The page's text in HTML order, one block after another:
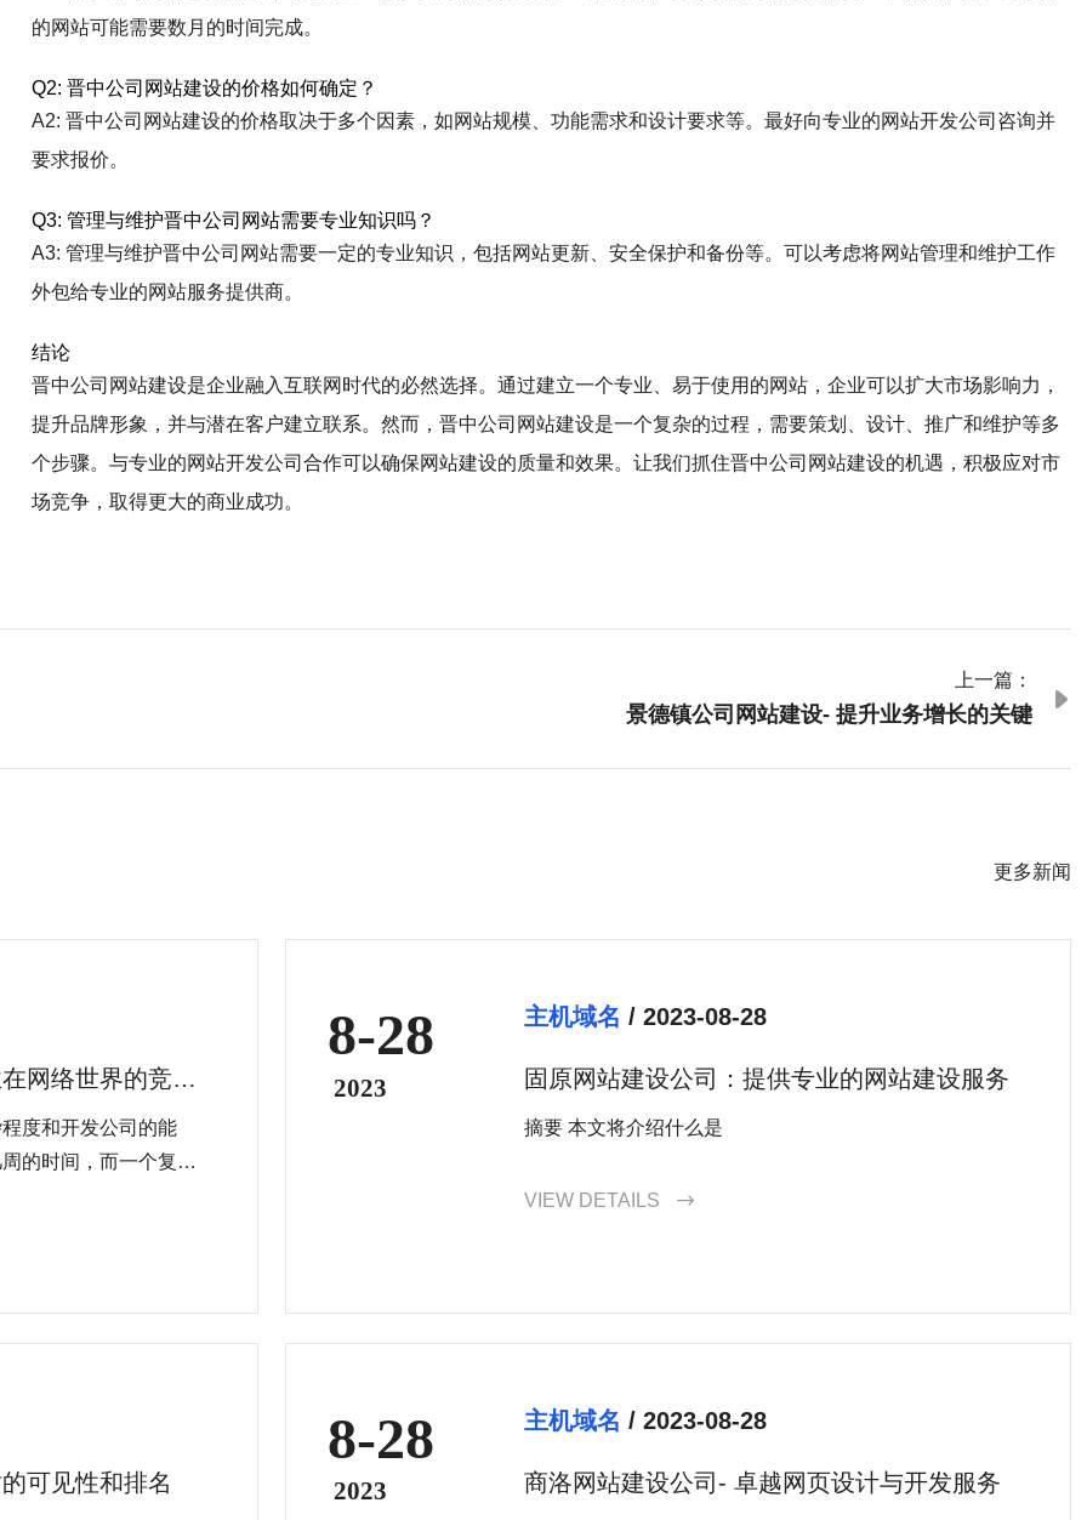
的网站可能需要数月的时间完成。
Q2: 晋中公司网站建设的价格如何确定？
A2: 晋中公司网站建设的价格取决于多个因素，如网站规模、功能需求和设计要求等。最好向专业的网站开发公司咨询并
要求报价。
Q3: 管理与维护晋中公司网站需要专业知识吗？
A3: 管理与维护晋中公司网站需要一定的专业知识，包括网站更新、安全保护和备份等。可以考虑将网站管理和维护工作
外包给专业的网站服务提供商。
结论
晋中公司网站建设是企业融入互联网时代的必然选择。通过建立一个专业、易于使用的网站，企业可以扩大市场影响力，
提升品牌形象，并与潜在客户建立联系。然而，晋中公司网站建设是一个复杂的过程，需要策划、设计、推广和维护等多
个步骤。与专业的网站开发公司合作可以确保网站建设的质量和效果。让我们抓住晋中公司网站建设的机遇，积极应对市
场竞争，取得更大的商业成功。
上一篇：
景德镇公司网站建设- 提升业务增长的关键

更多新闻
网络世界的竞争
度和开发公司的能
的时间，而一个复杂
8-28
2023
主机域名 / 2023-08-28
固原网站建设公司：提供专业的网站建设服务
摘要 本文将介绍什么是
VIEW DETAILS 
可见性和排名
8-28
2023
主机域名 / 2023-08-28
商洛网站建设公司- 卓越网页设计与开发服务